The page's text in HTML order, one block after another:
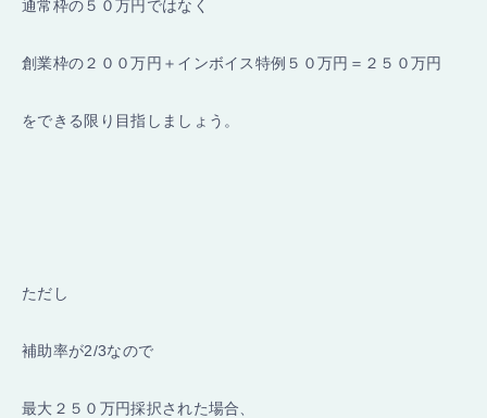
通常枠の５０万円ではなく
創業枠の２００万円＋インボイス特例５０万円＝２５０万円
をできる限り目指しましょう。
ただし
補助率が2/3なので
最大２５０万円採択された場合、